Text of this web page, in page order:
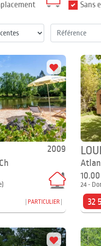
Sans
2009
PARTICULIER
24 -
32